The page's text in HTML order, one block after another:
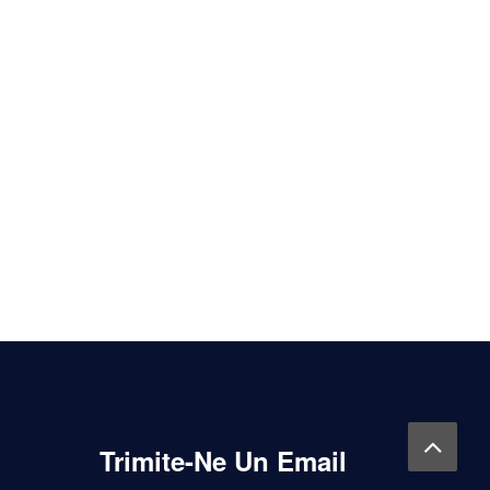
Trimite-Ne Un Email